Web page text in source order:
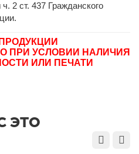
2 ст. 437 Гражданского
ПРИ УСЛОВИИ НАЛИЧИЯ
ИЛИ ПЕЧАТИ
ЭТО